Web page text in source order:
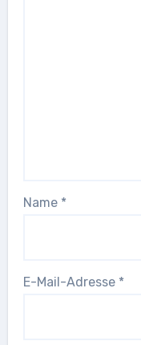
Name *
E-Mail-Adresse *